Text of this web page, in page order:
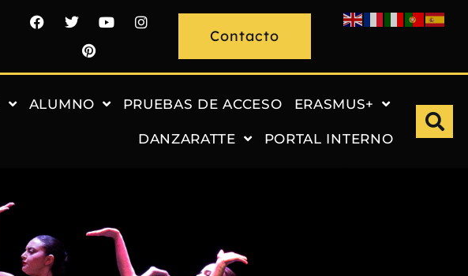
Contacto
ALUMNO PRUEBAS DE ACCESO ERASMUS+
DANZARATTE PORTAL INTERNO